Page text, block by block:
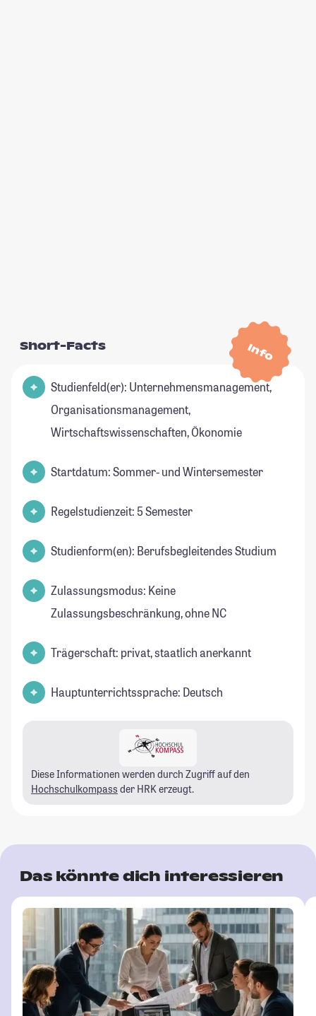
Info
Short-Facts
Studienfeld(er): Unternehmensmanagement,
Organisationsmanagement,
Wirtschaftswissenschaften, Ökonomie
Startdatum: Sommer- und Wintersemester
Regelstudienzeit: 5 Semester
Studienform(en): Berufsbegleitendes Studium
Zulassungsmodus: Keine
Zulassungsbeschränkung, ohne NC
Trägerschaft: privat, staatlich anerkannt
Hauptunterrichtssprache: Deutsch
Diese Informationen werden durch Zugriff auf den
Hochschulkompass der HRK erzeugt.
Das könnte dich interessieren